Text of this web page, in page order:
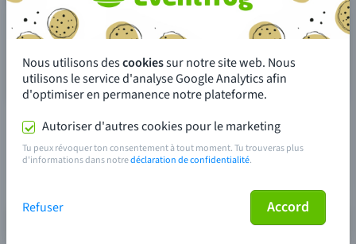
Nous utilisons descookiessur notre site web. Nous
utilisons le service d'analyse Google Analytics afin
d'optimiser en permanence notre plateforme.
Autoriser d'autres cookies pour le marketing
Tu peux révoquer ton consentement à tout moment. Tu trouveras plus
d'informations dans notredéclaration de confidentialité.
Refuser Accord